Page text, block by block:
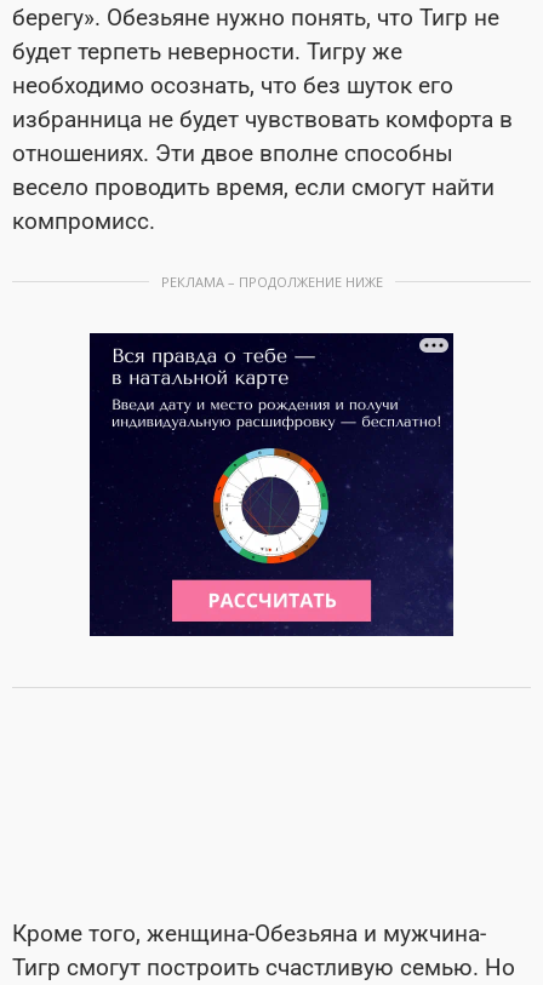
берегу». Обезьяне нужно понять, что Тигр не
будет терпеть неверности. Тигру же
необходимо осознать, что без шуток его
избранница не будет чувствовать комфорта в
отношениях. Эти двое вполне способны
весело проводить время, если смогут найти
компромисс.
РЕКЛАМА – ПРОДОЛЖЕНИЕ НИЖЕ
Кроме того, женщина-Обезьяна и мужчина-
Тигр смогут построить счастливую семью. Но